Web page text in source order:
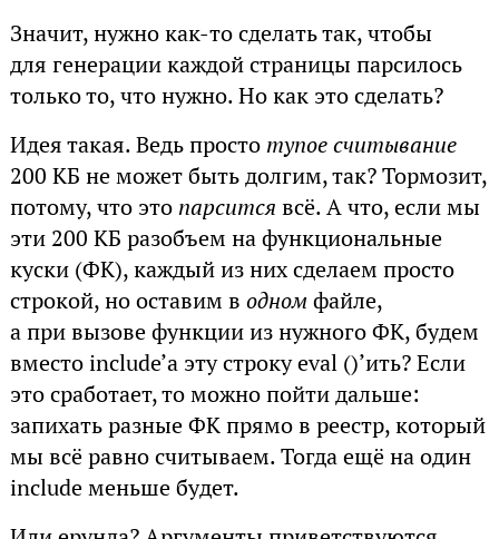
Значит, нужно как-то сделать так, чтобы
для генерации каждой страницы парсилось
только то, что нужно. Но как это сделать?
Идея такая. Ведь просто тупое считывание
200 КБ не может быть долгим, так? Тормозит,
потому, что это парсится всё. А что, если мы
эти 200 КБ разобъем на функциональные
куски (ФК), каждый из них сделаем просто
строкой, но оставим в одномфайле,
а при вызове функции из нужного ФК, будем
вместо include’а эту строку eval ()’ить? Если
это сработает, то можно пойти дальше:
запихать разные ФК прямо в реестр, который
мы всё равно считываем. Тогда ещё на один
include меньше будет.